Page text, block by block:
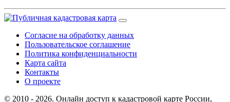
Согласие на обработку данных
Пользовательское соглашение
Политика конфиденциальности
Карта сайта
Контакты
О проекте
© 2010 - 2026. Онлайн доступ к кадастровой карте России,